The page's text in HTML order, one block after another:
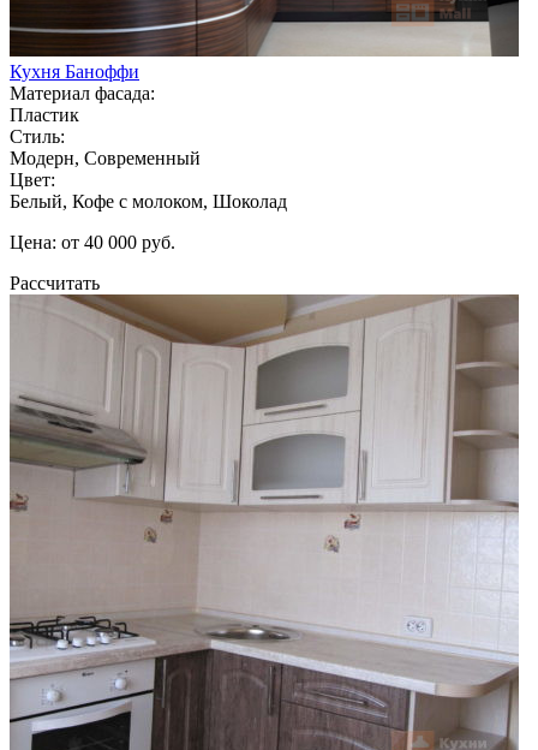
Кухня Баноффи
Материал фасада:
Пластик
Стиль:
Модерн, Современный
Цвет:
Белый, Кофе с молоком, Шоколад
Цена: от 40 000 руб.
Рассчитать